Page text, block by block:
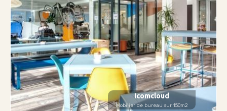
Icomcloud
Mobilier de bureau sur 150m2